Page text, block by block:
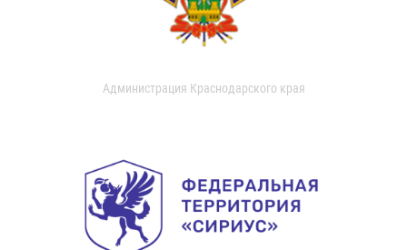
Администрация Краснодарского края